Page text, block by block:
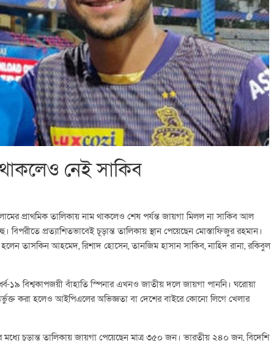
নেই সাকিব
প্রাথমিক তালিকায় নাম থাকলেও শেষ পর্যন্ত জায়গা মিলল না সাকিব আল
প্রত্যাশিতভাবেই চূড়ান্ত তালিকায় স্থান পেয়েছেন মোস্তাফিজুর রহমান।
তাসকিন আহমেদ, রিশাদ হোসেন, তানজিম হাসান সাকিব, নাহিদ রানা, রকিবুল
১৯ বিশ্বকাপজয়ী বাঁহাতি স্পিনার এখনও জাতীয় দলে জায়গা পাননি। ঘরোয়া
করা হলেও আইপিএলের অভিজ্ঞতা বা দেশের বাইরে কোনো লিগে খেলার
মধ্যে চূড়ান্ত তালিকায় জায়গা পেয়েছেন মাত্র ৩৫০ জন। ভারতীয় ২৪০ জন, বিদেশি